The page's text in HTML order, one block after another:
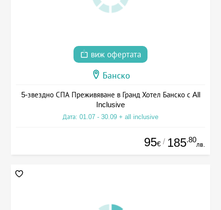
виж офертата
Банско
5-звездно СПА Преживяване в Гранд Хотел Банско с All
Inclusive
Дата: 01.07 - 30.09 + all inclusive
95€ / 185.80
лв.